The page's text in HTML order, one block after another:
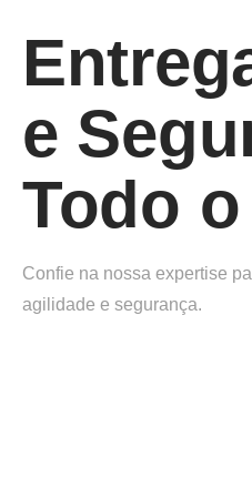
e
Todo
Confie na nossa expertise
agilidade e segurança.